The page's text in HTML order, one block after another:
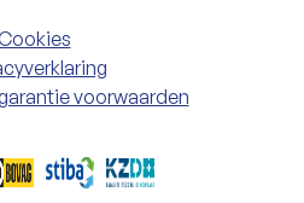
voorwaarden